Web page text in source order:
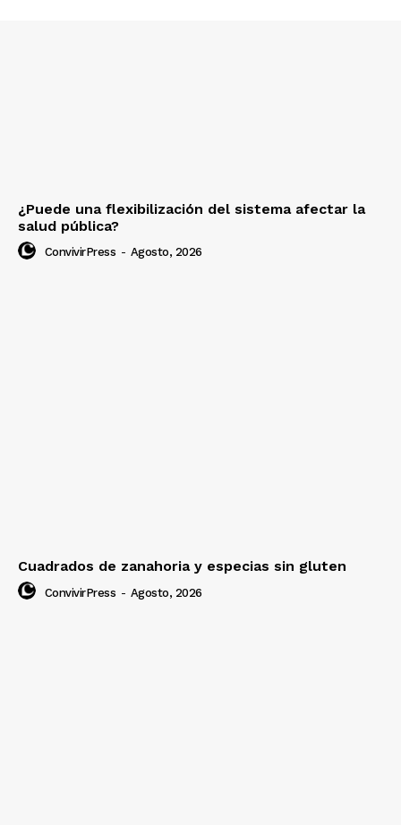
¿Puede una flexibilización del sistema afectar la
salud pública?
ConvivirPress - Agosto, 2026
Cuadrados de zanahoria y especias sin gluten
ConvivirPress - Agosto, 2026